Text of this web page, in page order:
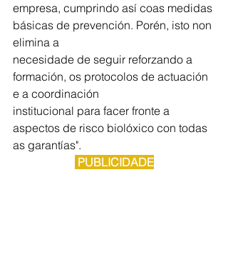
empresa, cumprindo así coas medidas
básicas de prevención. Porén, isto non
elimina a
necesidade de seguir reforzando a
formación, os protocolos de actuación
e a coordinación
institucional para facer fronte a
aspectos de risco biolóxico con todas
as garantías".
PUBLICIDADE